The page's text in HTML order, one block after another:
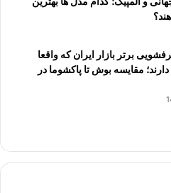
برتر بازار ایران که واقعا
مقایسه بوش تا پاکشوما در